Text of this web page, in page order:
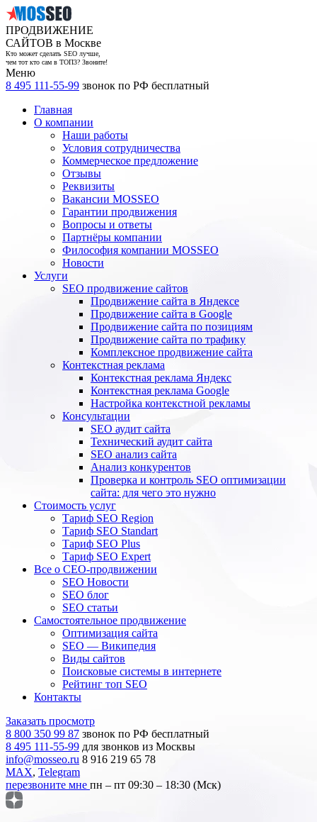
ПРОДВИЖЕНИЕ
САЙТОВ в Москве
Кто может сделать SEO лучше,
чем тот кто сам в ТОП3? Звоните!
Меню
8 495 111-55-99 звонок по РФ бесплатный
Главная
О компании
Наши работы
Условия сотрудничества
Коммерческое предложение
Отзывы
Реквизиты
Вакансии MOSSEO
Гарантии продвижения
Вопросы и ответы
Партнёры компании
Философия компании MOSSEO
Новости
Услуги
SEO продвижение сайтов
Продвижение сайта в Яндексе
Продвижение сайта в Google
Продвижение сайта по позициям
Продвижение сайта по трафику
Комплексное продвижение сайта
Контекстная реклама
Контекстная реклама Яндекс
Контекстная реклама Google
Настройка контекстной рекламы
Консультации
SEO аудит сайта
Технический аудит сайта
SEO анализ сайта
Анализ конкурентов
Проверка и контроль SEO оптимизации
сайта: для чего это нужно
Стоимость услуг
Тариф SEO Region
Тариф SEO Standart
Тариф SEO Plus
Тариф SEO Expert
Все о СЕО-продвижении
SEO Новости
SEO блог
SEO статьи
Самостоятельное продвижение
Оптимизация сайта
SEO — Википедия
Виды сайтов
Поисковые системы в интернете
Рейтинг топ SEO
Контакты
Заказать просмотр
8 800 350 99 87 звонок по РФ бесплатный
8 495 111-55-99 для звонков из Москвы
info@mosseo.ru 8 916 219 65 78
MAX, Telegram
перезвоните мне пн – пт 09:30 – 18:30 (Мск)